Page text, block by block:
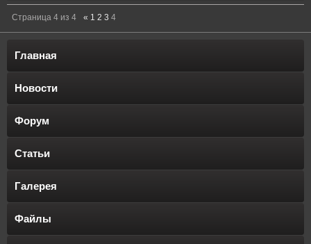
Страница 4 из 4 « 1 2 3 4
Главная
Новости
Форум
Статьи
Галерея
Файлы